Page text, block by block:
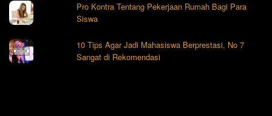
Pro Kontra Tentang Pekerjaan Rumah Bagi Para
Siswa
10 Tips Agar Jadi Mahasiswa Berprestasi, No 7
Sangat di Rekomendasi